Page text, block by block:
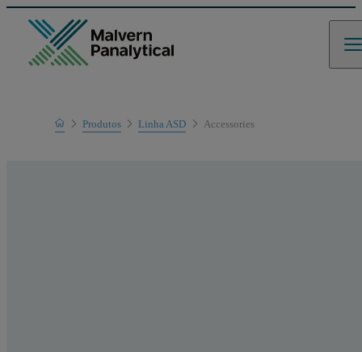
HomeProdutos
Linha de produtos
Linha ASD Accessories